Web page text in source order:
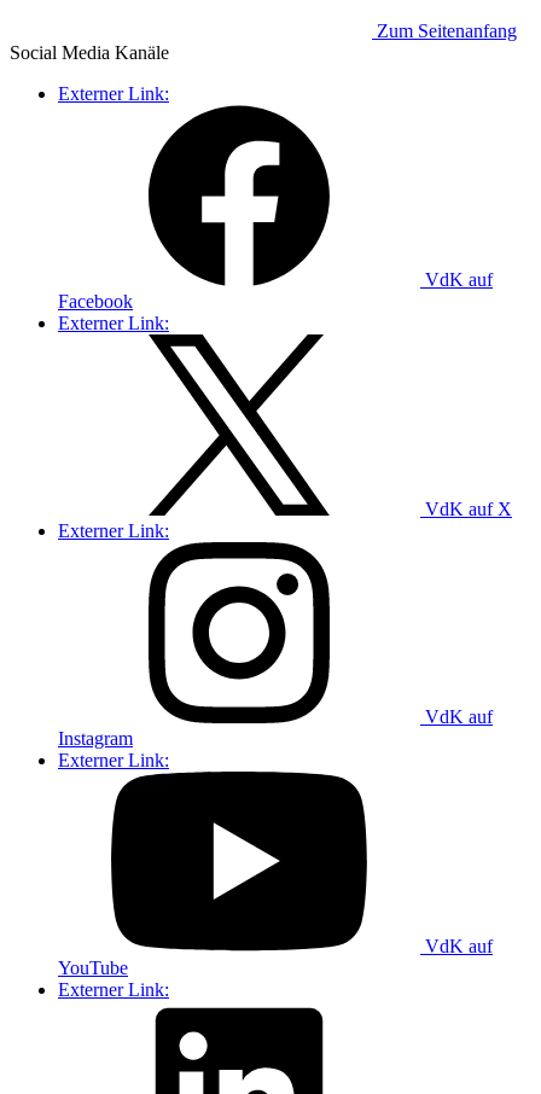
Zum Seitenanfang
Social Media Kanäle
Externer Link:
VdK auf
Facebook
Externer Link:
VdK auf X
Externer Link:
VdK auf
Instagram
Externer Link:
VdK auf
YouTube
Externer Link: